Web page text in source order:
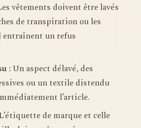
vêtements doivent être lavés
de transpiration ou les
entraînent un refus
: Un aspect délavé, des
ou un textile distendu
l’article.
de marque et celle